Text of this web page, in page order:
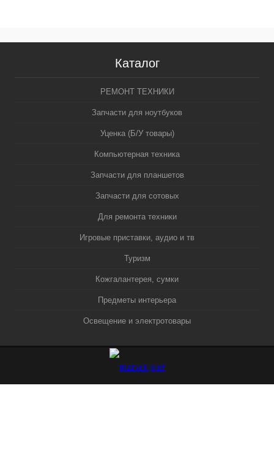
Каталог
РЕМОНТ ТЕХНИКИ
Запчасти для ноутбуков
Уценка (Б/У товары)
Компьютерная техника
Запчасти для планшетов
Запчасти для сотовых
Для ремонта техники
Игровые приставки, аудио и тв
Туризм
Кожгалантерея, сумки
Предметы интерьера
Освещение и электротовары